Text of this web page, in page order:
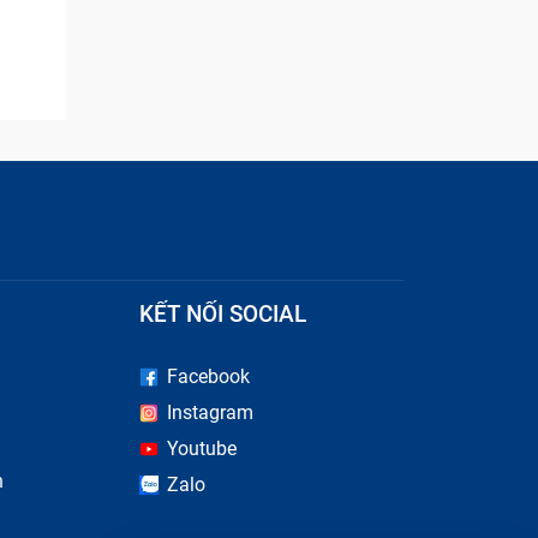
KẾT NỐI SOCIAL
Facebook
Instagram
Youtube
Zalo